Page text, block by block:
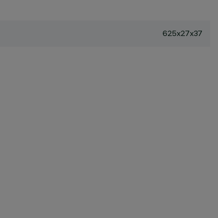
625x27x37